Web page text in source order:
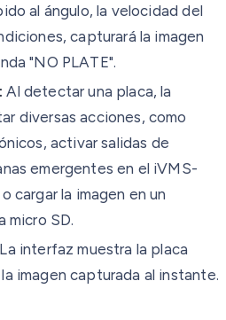
al ángulo, la velocidad del
capturará la imagen
"NO PLATE".
Al detectar una placa, la
diversas acciones, como
activar salidas de
emergentes en el iVMS-
cargar la imagen en un
micro SD.
La interfaz muestra la placa
imagen capturada al instante.